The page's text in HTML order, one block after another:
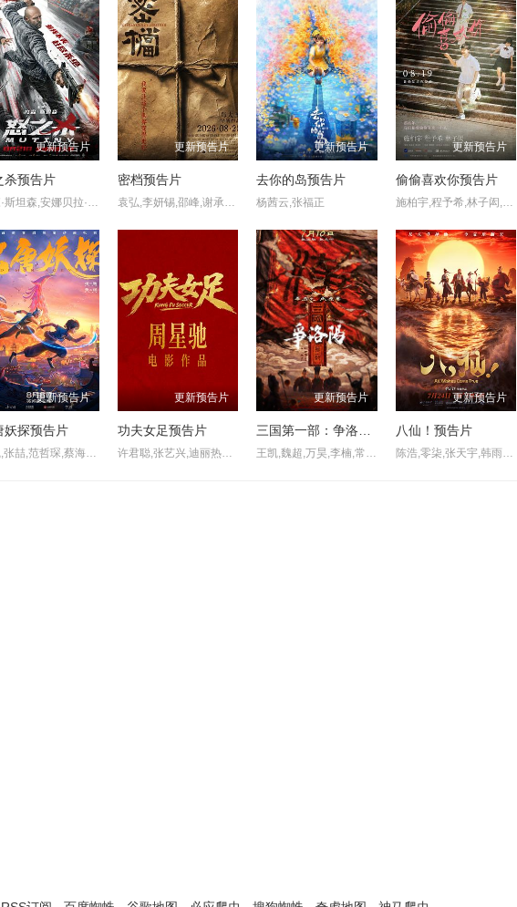
更新预告片
杀预告片
杰森·斯坦森,安娜贝拉·沃丽丝,阿纳斯·费达拉维修斯,艾德里安·莱斯特,罗兰·默勒,钱尼尔·库勒,李·查尔斯,汤姆·克里斯蒂安,杰森·王,史蒂文·布拉德斯,本·卡特赖特,露米·萨顿
更新预告片
密档预告片
袁弘,李妍锡,邵峰,谢承颖,李晓川,黄龄,徐祥,张羽霖
更新预告片
去你的岛预告片
杨茜云,张福正
更新预告片
偷偷喜欢你预告片
施柏宇,程予希,林子闳,赖雅妍,纪卜心,曾少宗,陈如山,黄柏峰,海裕芬,钱薇真,苏达,郑颖,张宸呈,吴函峮
更新预告片
妖探预告片
王凯,张喆,范哲琛,蔡海婷,雷淞然,张呈
更新预告片
功夫女足预告片
许君聪,张艺兴,迪丽热巴,艾米,张小斐,蔡思贝,赵丽娜,张天一
更新预告片
王凯,魏超,万昊,李楠,常文涛,唐明冬,严燕生,陈喆,李诗萌
更新预告片
八仙！预告片
陈浩,零柒,张天宇,韩雨泽,张运气,李绍哲,立冬,果子哥哥,董天弋,喻鹏力,黄豫硕,曹知善,邓先森